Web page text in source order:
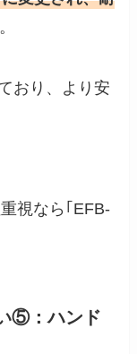
おり、より安
視なら｢EFB-
⑤：ハンド